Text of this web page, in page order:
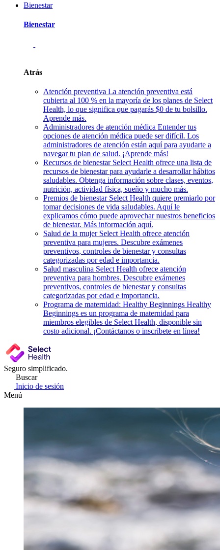
Bienestar
Bienestar
Atrás
Atención preventiva La atención preventiva está
cubierta al 100 % en la mayoría de los planes de Select
Health, lo que significa que pagarás $0 de tu bolsillo.
Aprende más.
Administradores de atención médica Entender tus
opciones de atención médica puede ser difícil. Los
administradores de atención están aquí para ayudarte a
navegar tu plan de salud. ¡Aprende más!
Recursos de bienestar Select Health ofrece una lista de
recursos de bienestar para ayudarle a desarrollar hábitos
saludables. Obtenga información sobre clases, eventos,
nutrición, actividad física, sueño y mucho más.
Premios de bienestar Select Health quiere premiarlo por
tomar decisiones de vida saludables. Aquí le
explicamos cómo puede aprovechar nuestros beneficios
de bienestar. Más información aquí.
Salud de la mujer Select Health ofrece atención
preventiva para mujeres. Descubre exámenes
preventivos, controles de bienestar y consultas
categorizadas por edad e importancia.
Salud masculina Select Health ofrece atención
preventiva para hombres. Descubre exámenes
preventivos, controles de bienestar y consultas
categorizadas por edad e importancia.
Programa de maternidad: Healthy Beginnings Healthy
Beginnings es un programa de maternidad para
miembros elegibles de Select Health, disponible sin
costo adicional. ¡Contáctanos o inscríbete en línea!
Seguro simplificado.
Buscar
Inicio de sesión
Menú